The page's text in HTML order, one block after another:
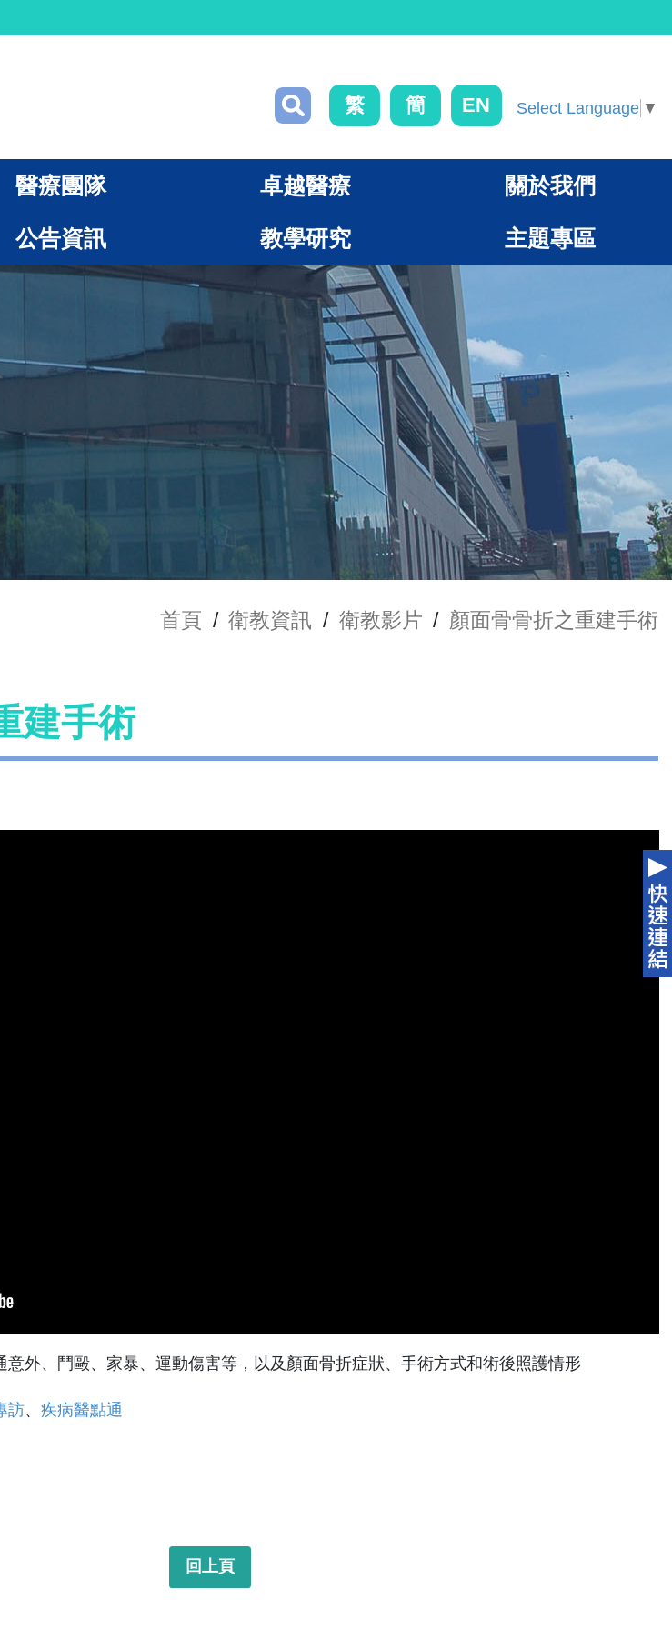
繁 簡 EN Select Language ▼
醫療團隊 卓越醫療 關於我們
公告資訊 教學研究 主題專區
首頁 / 衛教資訊 / 衛教影片 / 顏面骨骨折之重建手術
建手術
外、鬥毆、家暴、運動傷害等，以及顏面骨折症狀、手術方式和術後照護情形
訪、 疾病醫點通
回上頁